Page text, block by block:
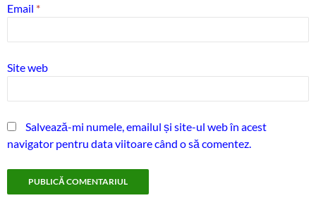
Email *
Site web
Salvează-mi numele, emailul și site-ul web în acest
navigator pentru data viitoare când o să comentez.